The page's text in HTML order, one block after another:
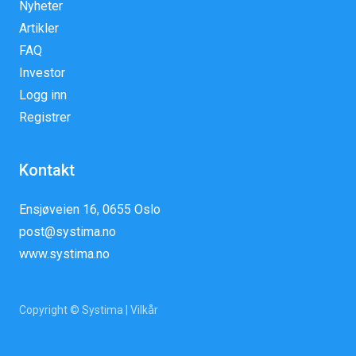
Nyheter
Artikler
FAQ
Investor
Logg inn
Registrer
Kontakt
Ensjøveien 16, 0655 Oslo
post@systima.no
www.systima.no
Copyright © Systima | Vilkår